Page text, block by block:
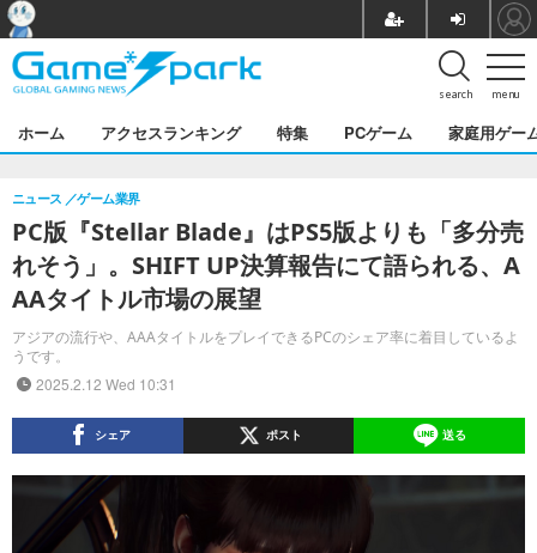
menu
search
ホーム アクセスランキング 特集 PCゲーム 家庭用ゲー
PC版『Stellar Blade』はPS5版よりも「多分売
れそう」。SHIFT UP決算報告にて語られる、A
AAタイトル市場の展望
アジアの流行や、AAAタイトルをプレイできるPCのシェア率に着目しているよ
うです。
ニュース ゲーム業界
2025.2.12 Wed 10:31
シェア ポスト 送る